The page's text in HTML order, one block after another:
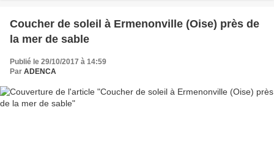
Coucher de soleil à Ermenonville (Oise) près de
la mer de sable
Publié le 29/10/2017 à 14:59
Par ADENCA